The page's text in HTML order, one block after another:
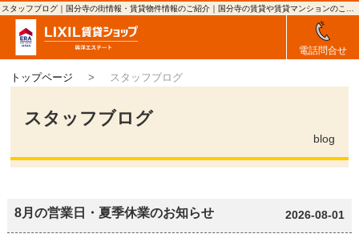
電話問合せ
トップページ スタッフブログ
スタッフブログ
blog
8月の営業日・夏季休業のお知らせ 2026-08-01